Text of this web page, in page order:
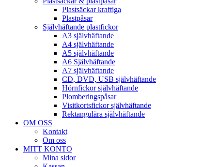
Plastsäckar kraftiga
Plastpåsar
Självhäftande plastfickor
A3 självhäftande
A4 självhäftande
A5 självhäftande
A6 Självhäftande
A7 självhäftande
CD, DVD, USB självhäftande
Hörnfickor självhäftande
Plomberingspåsar
Visitkortsfickor självhäftande
Rektangulära självhäftande
OM OSS
Kontakt
Om oss
MITT KONTO
Mina sidor